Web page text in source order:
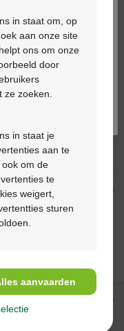
volgende
in staat om, op
aan onze site
ons om onze
door
zoeken.
in staat je
aan te
om de
te
weigert,
sturen
aanvaarden